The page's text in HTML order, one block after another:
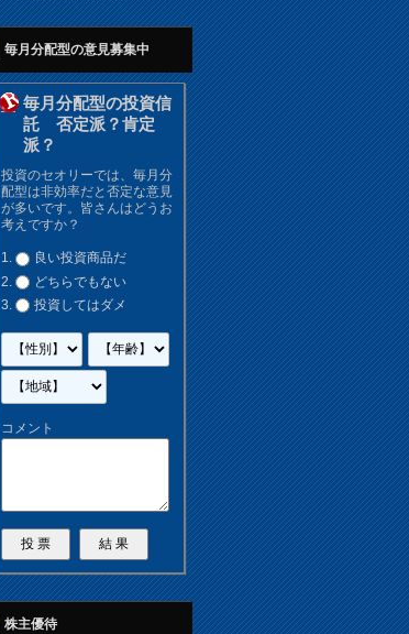
毎月分配型の意見募集中
毎月分配型の投資信
託 否定派？肯定
派？
投資のセオリーでは、毎月分
配型は非効率だと否定な意見
が多いです。皆さんはどうお
考えですか？
良い投資商品だ
どちらでもない
投資してはダメ
コメント
株主優待